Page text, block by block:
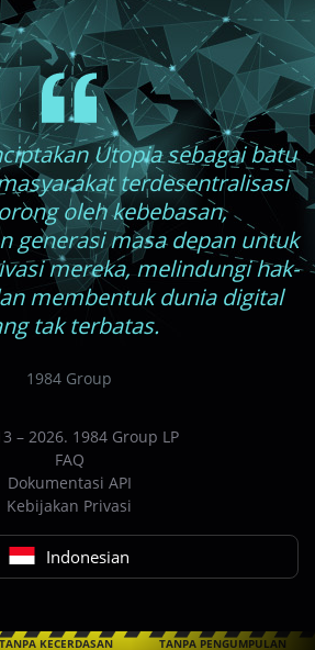
Utopia sebagai batu
terdesentralisasi
oleh kebebasan,
generasi masa depan untuk
mereka, melindungi hak-
membentuk dunia digital
tak terbatas.
1984 Group
– 2026. 1984 Group LP
FAQ
Dokumentasi API
Kebijakan Privasi
Indonesian
TANPA KECERDASAN TANPA PENGUMPULAN